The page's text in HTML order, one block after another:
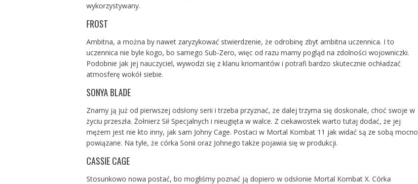
wykorzystywany.
FROST
Ambitna, a można by nawet zaryzykować stwierdzenie, że odrobinę zbyt ambitna uczennica. I to
uczennica nie byle kogo, bo samego Sub-Zero, więc od razu mamy pogląd na zdolności wojowniczki.
Podobnie jak jej nauczyciel, wywodzi się z klanu kriomantów i potrafi bardzo skutecznie ochładzać
atmosferę wokół siebie.
SONYA BLADE
Znamy ją już od pierwszej odsłony serii i trzeba przyznać, że dalej trzyma się doskonale, choć swoje w
życiu przeszła. Żołnierz Sił Specjalnych i nieugięta w walce. Z ciekawostek warto tutaj dodać, że jej
mężem jest nie kto inny, jak sam Johny Cage. Postaci w Mortal Kombat 11 jak widać są ze sobą mocno
powiązane. Na tyle, że córka Sonii oraz Johnego także pojawia się w produkcji.
CASSIE CAGE
Stosunkowo nowa postać, bo mogliśmy poznać ją dopiero w odsłonie Mortal Kombat X. Córka